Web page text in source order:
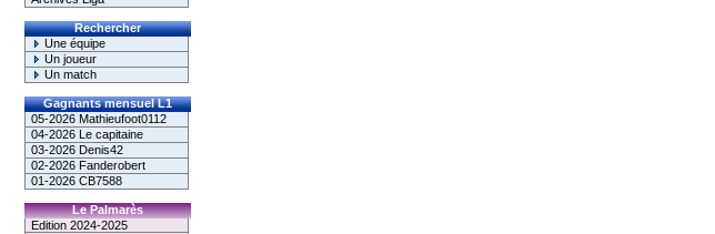
Rechercher
Une équipe
Un joueur
Un match
Gagnants mensuel L1
05-2026 Mathieufoot0112
04-2026 Le capitaine
03-2026 Denis42
02-2026 Fanderobert
01-2026 CB7588
Le Palmarès
Edition 2024-2025